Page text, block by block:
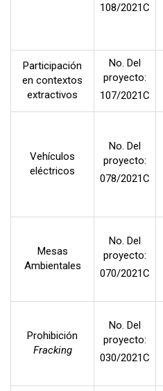
108/2021C
Participación
en contextos
extractivos
No. Del
proyecto:
107/2021C
Vehículos
eléctricos
No. Del
proyecto:
078/2021C
Mesas
Ambientales
No. Del
proyecto:
070/2021C
Prohibición
Fracking
No. Del
proyecto:
030/2021C